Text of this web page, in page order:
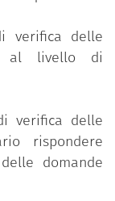
verifica delle
al livello di
verifica delle
rispondere
domande